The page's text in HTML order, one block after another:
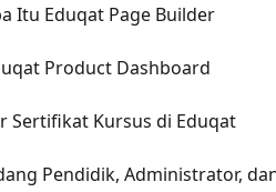
Itu Eduqat Page Builder
Product Dashboard
Sertifikat Kursus di Eduqat
Pendidik, Administrator,